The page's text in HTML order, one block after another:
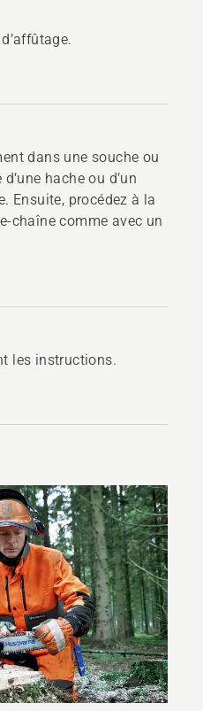
dans une souche ou
hache ou d’un
Ensuite, procédez à la
chaîne comme avec un
les instructions.